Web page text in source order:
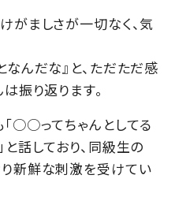
がましさが一切なく、気
なんだな』と、ただただ感
振り返ります。
○○ってちゃんとしてる
と話しており、同級生の
新鮮な刺激を受けてい